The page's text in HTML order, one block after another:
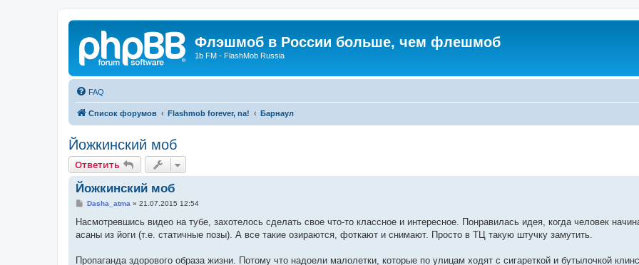
Флэшмоб в России больше, чем флешмоб
1b FM - FlashMob Russia
FAQ
Список форумов Flashmob forever, na! Барнаул
Йожкинский моб
Ответить
Йожкинский моб
С
о
щ
и
Dasha_atma » 21.07.2015 12:54
Насмотревшись видео на тубе, захотелось сделать свое что-то классное и интересное. Понравилась идея, когда человек
асаны из йоги (т.е. статичные позы). А все такие озираются, фоткают и снимают. Просто в ТЦ такую штучку замутить.
Пропаганда здорового образа жизни. Потому что надоели малолетки, которые по улицам ходят с сигареткой и бутылочкой